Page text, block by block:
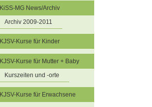
KiSS-MG News/Archiv
Archiv 2009-2011
KJSV-Kurse für Kinder
KJSV-Kurse für Mutter + Baby
Kurszeiten und -orte
KJSV-Kurse für Erwachsene